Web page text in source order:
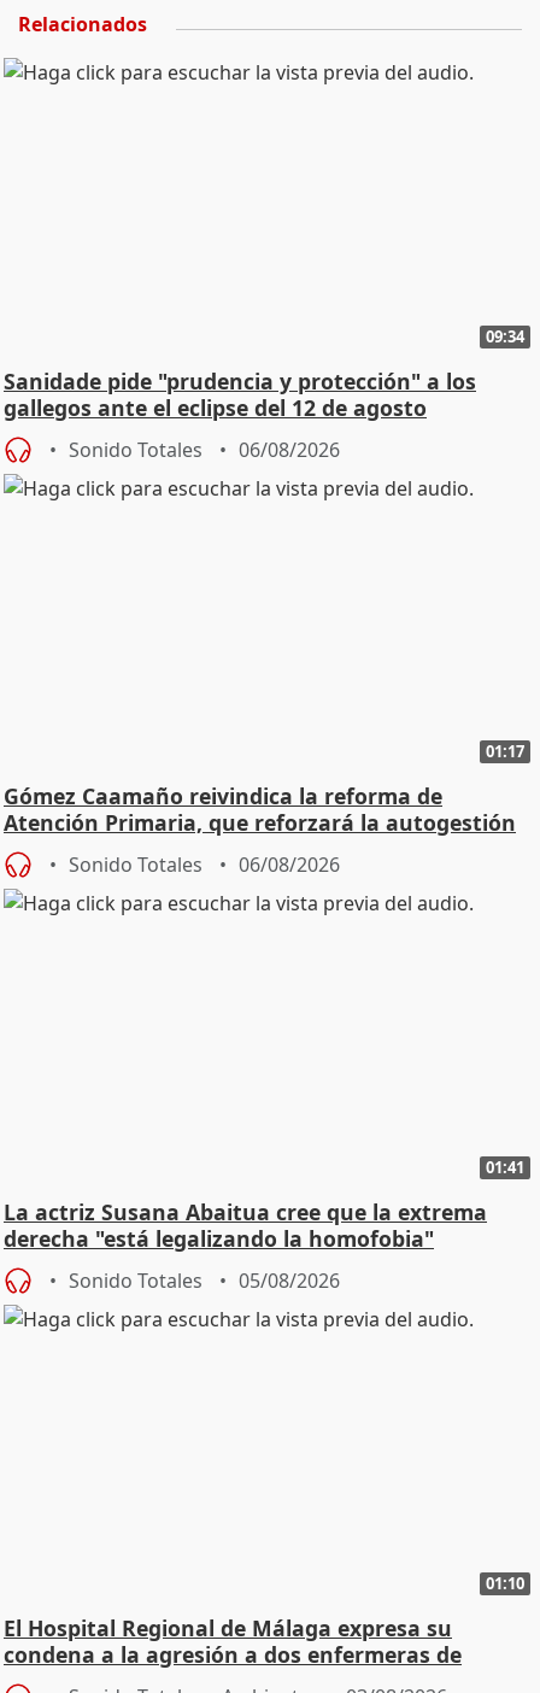
Relacionados
09:34
Sanidade pide "prudencia y protección" a los
gallegos ante el eclipse del 12 de agosto
Sonido Totales 06/08/2026
01:17
Gómez Caamaño reivindica la reforma de
Atención Primaria, que reforzará la autogestión
Sonido Totales 06/08/2026
01:41
La actriz Susana Abaitua cree que la extrema
derecha "está legalizando la homofobia"
Sonido Totales 05/08/2026
01:10
El Hospital Regional de Málaga expresa su
condena a la agresión a dos enfermeras de
Urgencias